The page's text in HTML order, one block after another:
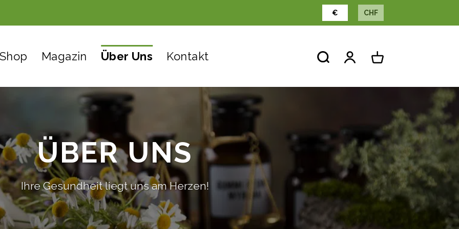
€ CHF
Shop Magazin Über Uns Kontakt
ÜBER UNS
Ihre Gesundheit liegt uns am Herzen!